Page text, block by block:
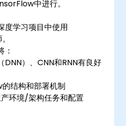
中进行。
度学习项目中使用
DNN）、CNN和RNN有良好
结构和部署机制
环境/架构任务和配置
务，如训练模型、构建图